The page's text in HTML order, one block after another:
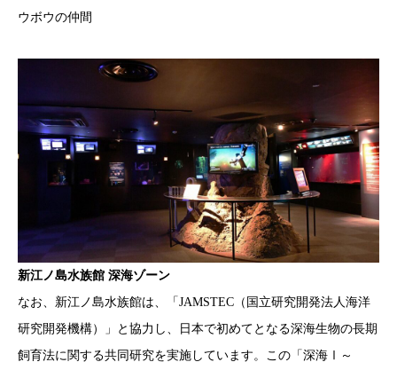
ウボウの仲間
新江ノ島水族館 深海ゾーン
なお、新江ノ島水族館は、「JAMSTEC（国立研究開発法人海洋
研究開発機構）」と協力し、日本で初めてとなる深海生物の長期
飼育法に関する共同研究を実施しています。この「深海Ⅰ～